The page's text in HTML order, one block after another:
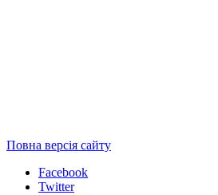
Повна версія сайту
Facebook
Twitter